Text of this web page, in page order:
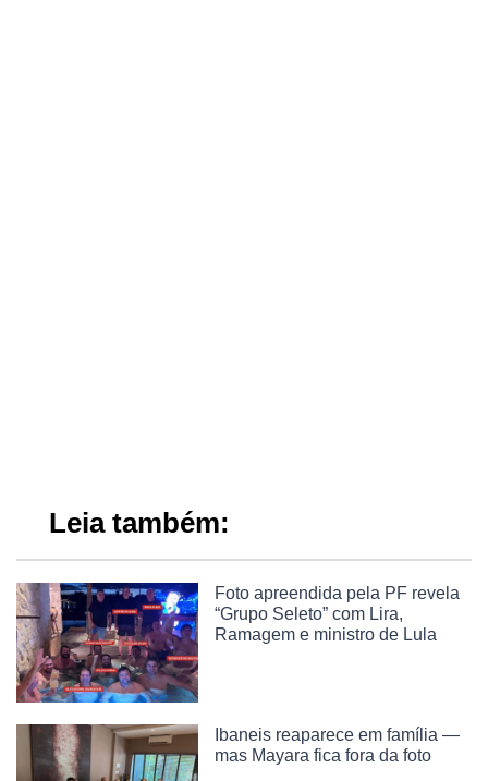
Leia também:
Foto apreendida pela PF revela
“Grupo Seleto” com Lira,
Ramagem e ministro de Lula
Ibaneis reaparece em família —
mas Mayara fica fora da foto